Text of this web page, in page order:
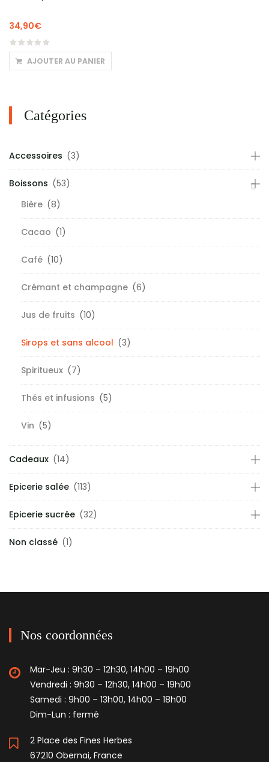
34,90€
AJOUTER AU PANIER
Catégories
Accessoires (3)
Boissons (53)
Bière (8)
Cacao (1)
Café (10)
Crémant et champagne (6)
Jus de fruits (10)
Sirops et sans alcool (3)
Spiritueux (7)
Thés et infusions (5)
Vin (5)
Cadeaux (14)
Epicerie salée (113)
Epicerie sucrée (32)
Non classé (1)
Nos coordonnées
Mar-Jeu : 9h30 – 12h30, 14h00 – 19h00
Vendredi : 9h30 – 12h30, 14h00 – 19h00
Samedi : 9h00 – 13h00, 14h00 – 18h00
Dim-Lun : fermé
2 Place des Fines Herbes
67210 Obernai, France